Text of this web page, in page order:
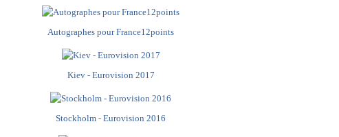
Autographes pour France12points
Kiev - Eurovision 2017
Stockholm - Eurovision 2016